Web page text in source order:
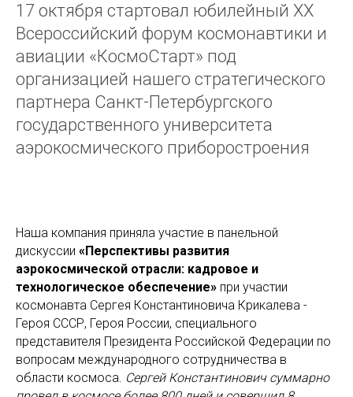
17 октября стартовал юбилейный ХХ
Всероссийский форум космонавтики и
авиации «КосмоСтарт» под
организацией нашего стратегического
партнера Санкт-Петербургского
государственного университета
аэрокосмического приборостроения
Наша компания приняла участие в панельной
дискуссии «Перспективы развития
аэрокосмической отрасли: кадровое и
технологическое обеспечение» при участии
космонавта Сергея Константиновича Крикалева -
Героя СССР, Героя России, специального
представителя Президента Российской Федерации по
вопросам международного сотрудничества в
области космоса. Сергей Константинович суммарно